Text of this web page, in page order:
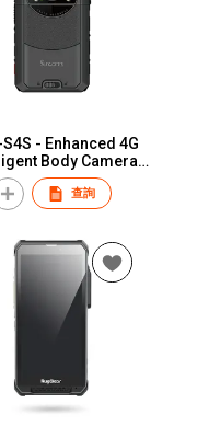
S4S - Enhanced 4G
Body Camera
SOS Button
查詢